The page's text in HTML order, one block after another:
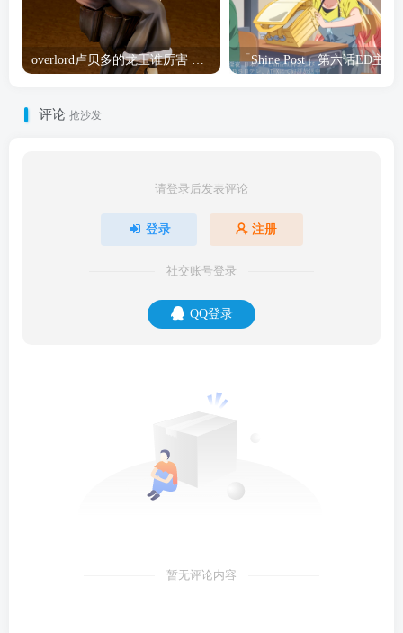
评论 抢沙发
请登录后发表评论
登录 注册
社交账号登录
QQ登录
暂无评论内容